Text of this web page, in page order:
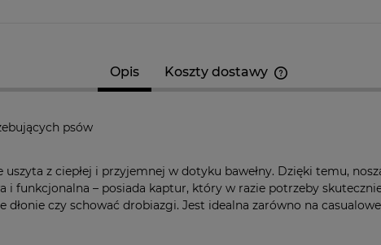
Opis Koszty dostawy
psów
uszyta z ciepłej i przyjemnej w dotyku bawełny. Dzięki temu,
i funkcjonalna – posiada kaptur, który w razie potrzeby
czy schować drobiazgi. Jest idealna zarówno na